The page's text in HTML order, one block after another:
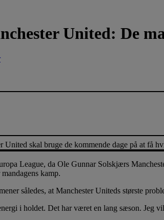
United: De
United skal bruge de kommende dage på at få
League, da Ole Gunnar Solskjærs
kamp.
således, at Manchester Uniteds største
i holdet. Det har været en lang sæson. Jeg